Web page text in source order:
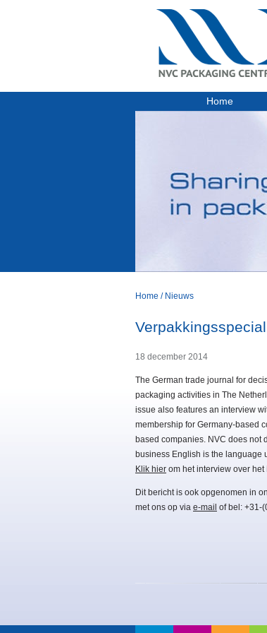
Home
Home / Nieuws
18 december 2014
The German trade journal for
packaging activities in The
issue also features an interview
membership for Germany-based
based companies. NVC does not
business English is the language
Klik hier om het interview over
Dit bericht is ook opgenomen in
met ons op via e-mail of bel: +31-